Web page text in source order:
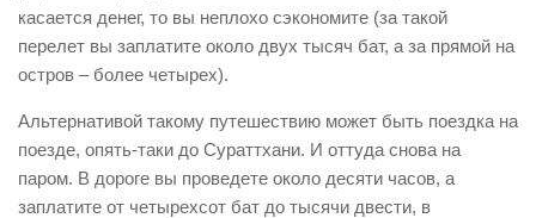
касается денег, то вы неплохо сэкономите (за такой
перелет вы заплатите около двух тысяч бат, а за прямой на
остров – более четырех).
Альтернативой такому путешествию может быть поездка на
поезде, опять-таки до Сураттхани. И оттуда снова на
паром. В дороге вы проведете около десяти часов, а
заплатите от четырехсот бат до тысячи двести, в